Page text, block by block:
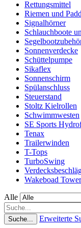
Rettungsmittel
Riemen und
Signalhörner
Schlauchboote
Sonnenverdecke
Schüttelpumpe
Sikaflex
Sonnenschirm
Spülanschluss
Steuerstand
Stoltz Kielrollen
Schwimmwesten
SE Sports
Tenax
Trailerwinden
T-Tops
TurboSwing
Wakeboad Tower
Alle
Suche... Erweiterte